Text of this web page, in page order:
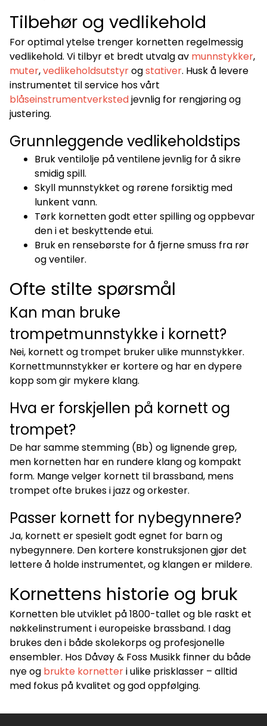
Tilbehør og vedlikehold
For optimal ytelse trenger kornetten regelmessig
vedlikehold. Vi tilbyr et bredt utvalg av munnstykker,
muter,vedlikeholdsutstyrogstativer. Husk å levere
instrumentet til service hos vårt
blåseinstrumentverkstedjevnlig for rengjøring og
justering.
Grunnleggende vedlikeholdstips
Bruk ventilolje på ventilene jevnlig for å sikre
smidig spill.
Skyll munnstykket og rørene forsiktig med
lunkent vann.
Tørk kornetten godt etter spilling og oppbevar
den i et beskyttende etui.
Bruk en rensebørste for å fjerne smuss fra rør
og ventiler.
Ofte stilte spørsmål
Kan man bruke
trompetmunnstykke i kornett?
Nei, kornett og trompet bruker ulike munnstykker.
Kornettmunnstykker er kortere og har en dypere
kopp som gir mykere klang.
Hva er forskjellen på kornett og
trompet?
De har samme stemming (Bb) og lignende grep,
men kornetten har en rundere klang og kompakt
form. Mange velger kornett til brassband, mens
trompet ofte brukes i jazz og orkester.
Passer kornett for nybegynnere?
Ja, kornett er spesielt godt egnet for barn og
nybegynnere. Den kortere konstruksjonen gjør det
lettere å holde instrumentet, og klangen er mildere.
Kornettens historie og bruk
Kornetten ble utviklet på 1800-tallet og ble raskt et
nøkkelinstrument i europeiske brassband. I dag
brukes den i både skolekorps og profesjonelle
ensembler. Hos Dåvøy & Foss Musikk finner du både
nye og brukte kornetteri ulike prisklasser – alltid
med fokus på kvalitet og god oppfølging.